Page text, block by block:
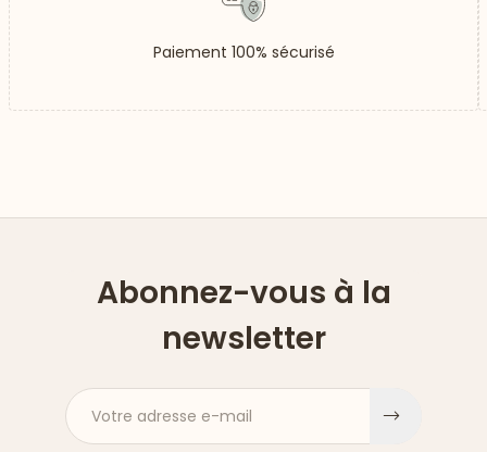
Paiement 100% sécurisé
Abonnez-vous à la
newsletter
Votre adresse e-mail